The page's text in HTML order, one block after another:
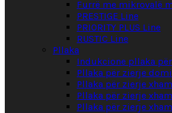
Furrë me mikrovalë
PRESTIGE Line
PRIORITY PLUS Line
RUSTIC Line
Pllaka
Indukcione pllaka
Pllaka për zierje
Pllaka për zierje
Pllaka për zierje
Pllaka për zierje